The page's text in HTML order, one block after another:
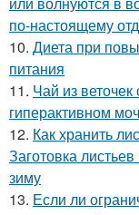
по-настоящему
10. Диета при
питания
11. Чай из
гиперактивном
12. Как хранить
Заготовка
зиму
13. Если ли